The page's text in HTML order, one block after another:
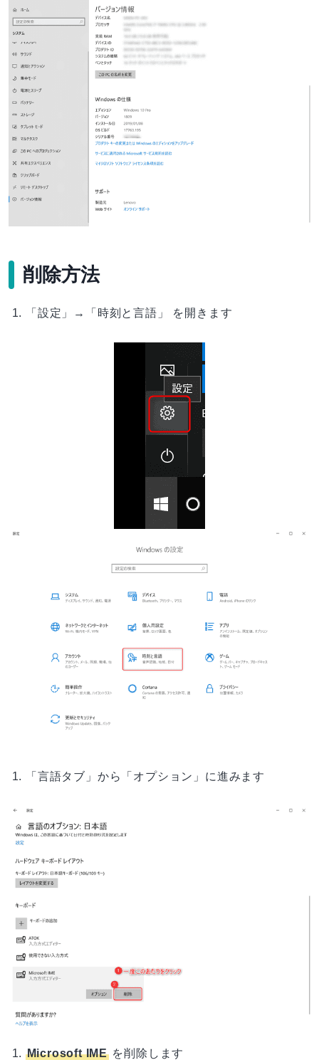
削除方法
「設定」→「時刻と言語」 を開きます
「言語タブ」から「オプション」に進みます
Microsoft IMEを削除します